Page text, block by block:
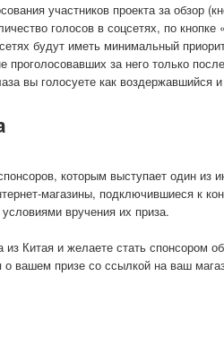
участников проекта за обзор
голосов в соцсетях, по
будут иметь минимальный
за него только
вы голосуете как воздержавшийся
которым выступает один из
магазины, подключившиеся к
вручения их приза.
Китая и желаете стать спонсором
вашем призе со ссылкой на ваш